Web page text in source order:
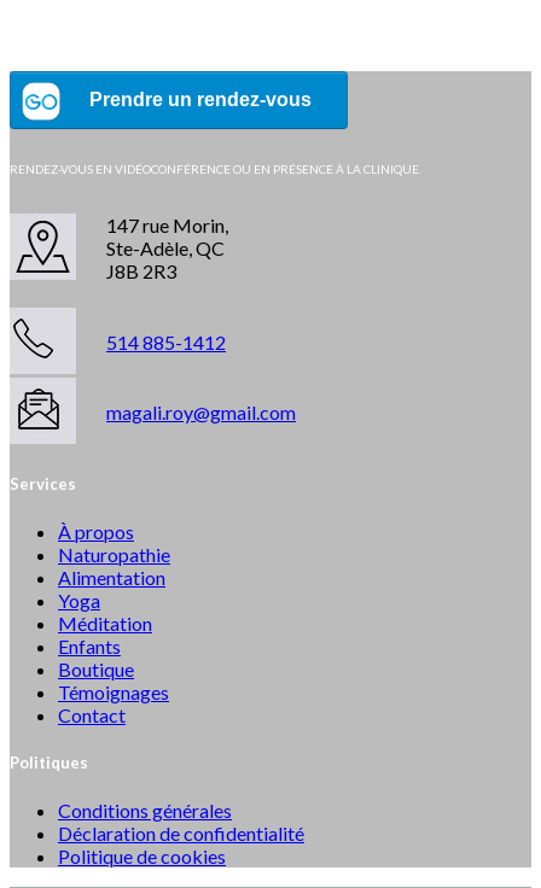
RENDEZ-VOUS EN VIDÉOCONFÉRENCE OU EN PRÉSENCE À LA CLINIQUE.
147 rue Morin,
Ste-Adèle, QC
J8B 2R3
514 885-1412
magali.roy@gmail.com
Services
À propos
Naturopathie
Alimentation
Yoga
Méditation
Enfants
Boutique
Témoignages
Contact
Politiques
Conditions générales
Déclaration de confidentialité
Politique de cookies